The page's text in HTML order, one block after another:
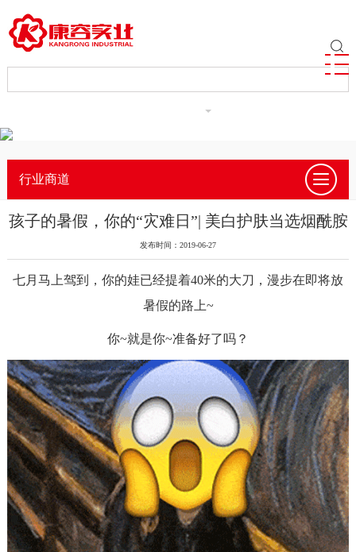
行业商道
孩子的暑假，你的“灾难日”| 美白护肤当选烟酰胺
发布时间：2019-06-27
七月马上驾到，你的娃已经提着40米的大刀，漫步在即将放
暑假的路上~
你~就是你~准备好了吗？